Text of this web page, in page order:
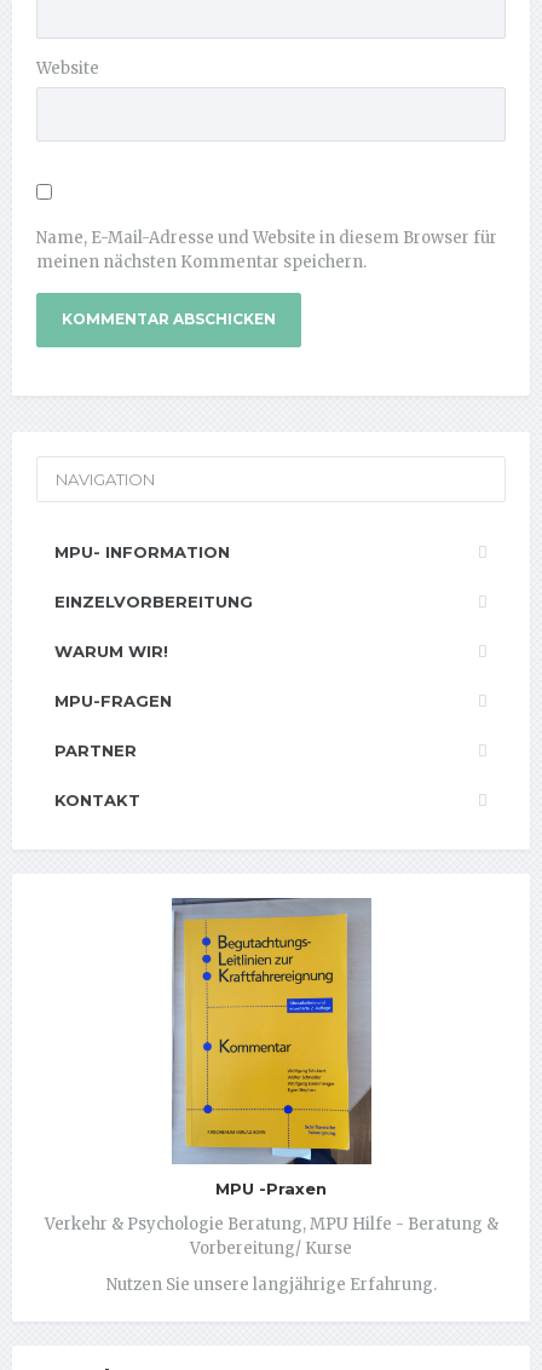
Website
Name, E-Mail-Adresse und Website in diesem Browser für
meinen nächsten Kommentar speichern.
NAVIGATION
MPU- INFORMATION
EINZELVORBEREITUNG
WARUM WIR!
MPU-FRAGEN
PARTNER
KONTAKT
MPU -Praxen
Verkehr & Psychologie Beratung, MPU Hilfe - Beratung &
Vorbereitung/ Kurse
Nutzen Sie unsere langjährige Erfahrung.